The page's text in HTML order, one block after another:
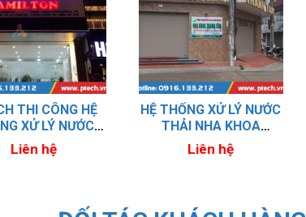
THI CÔNG HỆ
XỬ LÝ NƯỚC
KHÁM ĐA
QUỐC TẾ
Liên hệ
HỆ THỐNG XỬ LÝ NƯỚC
THẢI NHA KHOA
THANH TÂM
Liên hệ